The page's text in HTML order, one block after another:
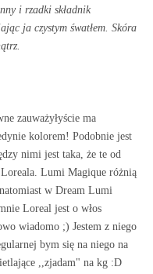
i rzadki składnik
ja czystym śwatłem. Skóra
zauważyłyście ma
kolorem! Podobnie jest
nimi jest taka, że te od
Lumi Magique różnią
w Dream Lumi
Loreal jest o włos
wiadomo ;) Jestem z niego
bym się na niego na
,,zjadam" na kg :D